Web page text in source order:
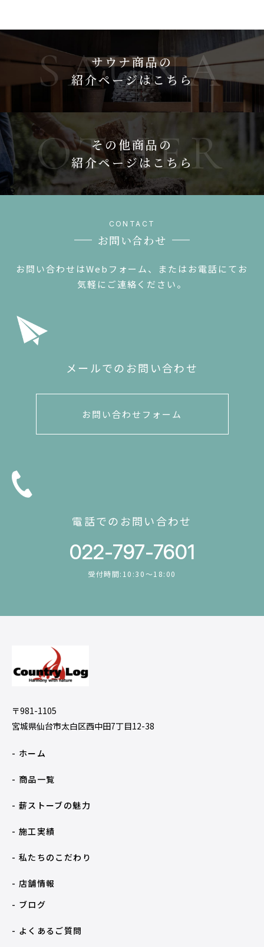
サウナ商品の
紹介ページはこちら
その他商品の
紹介ページはこちら
お問い合わせ
お問い合わせはWebフォーム、またはお電話にてお
気軽にご連絡ください。
メールでのお問い合わせ
お問い合わせフォーム
電話でのお問い合わせ
022-797-7601
受付時間:10:30〜18:00
〒981-1105
宮城県仙台市太白区西中田7丁目12-38
- ホーム
- 商品一覧
- 薪ストーブの魅力
- 施工実績
- 私たちのこだわり
- 店舗情報
- ブログ
- よくあるご質問